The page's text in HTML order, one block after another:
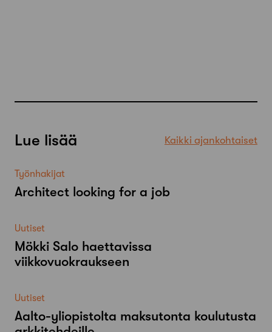
Lue lisää Kaikki ajankohtaiset
Työnhakijat
Architect looking for a job
Uutiset
Mökki Salo haettavissa
viikkovuokraukseen
Uutiset
Aalto-​yliopistolta maksutonta koulutusta